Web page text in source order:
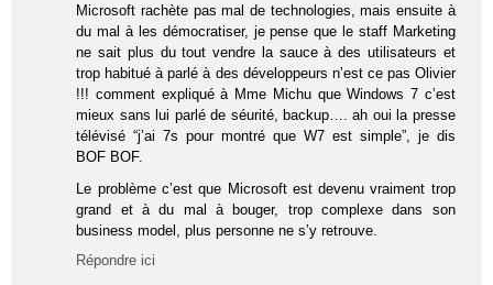
Microsoft rachète pas mal de technologies, mais ensuite à
du mal à les démocratiser, je pense que le staff Marketing
ne sait plus du tout vendre la sauce à des utilisateurs et
trop habitué à parlé à des développeurs n’est ce pas Olivier
!!! comment expliqué à Mme Michu que Windows 7 c’est
mieux sans lui parlé de séurité, backup…. ah oui la presse
télévisé “j’ai 7s pour montré que W7 est simple”, je dis
BOF BOF.
Le problème c’est que Microsoft est devenu vraiment trop
grand et à du mal à bouger, trop complexe dans son
business model, plus personne ne s’y retrouve.
Répondre ici